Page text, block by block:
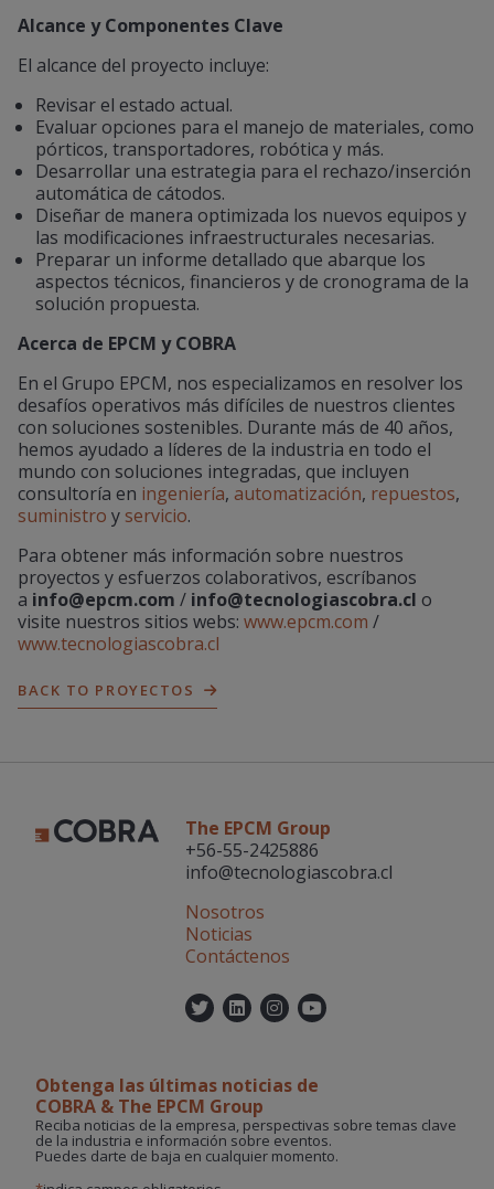
Alcance y Componentes Clave
El alcance del proyecto incluye:
Revisar el estado actual.
Evaluar opciones para el manejo de materiales, como
pórticos, transportadores, robótica y más.
Desarrollar una estrategia para el rechazo/inserción
automática de cátodos.
Diseñar de manera optimizada los nuevos equipos y
las modificaciones infraestructurales necesarias.
Preparar un informe detallado que abarque los
aspectos técnicos, financieros y de cronograma de la
solución propuesta.
Acerca de EPCM y COBRA
En el Grupo EPCM, nos especializamos en resolver los
desafíos operativos más difíciles de nuestros clientes
con soluciones sostenibles. Durante más de 40 años,
hemos ayudado a líderes de la industria en todo el
mundo con soluciones integradas, que incluyen
consultoría en ingeniería, automatización, repuestos,
suministro y servicio.
Para obtener más información sobre nuestros
proyectos y esfuerzos colaborativos, escríbanos
a info@epcm.com / info@tecnologiascobra.cl o
visite nuestros sitios webs: www.epcm.com /
www.tecnologiascobra.cl
BACK TO PROYECTOS
The EPCM Group
+56-55-2425886
info@tecnologiascobra.cl
Nosotros
Noticias
Contáctenos
Twitter
Linkedin
Instagram
YouTube
Obtenga las últimas noticias de
COBRA & The EPCM Group
Reciba noticias de la empresa, perspectivas sobre temas clave
de la industria e información sobre eventos.
Puedes darte de baja en cualquier momento.